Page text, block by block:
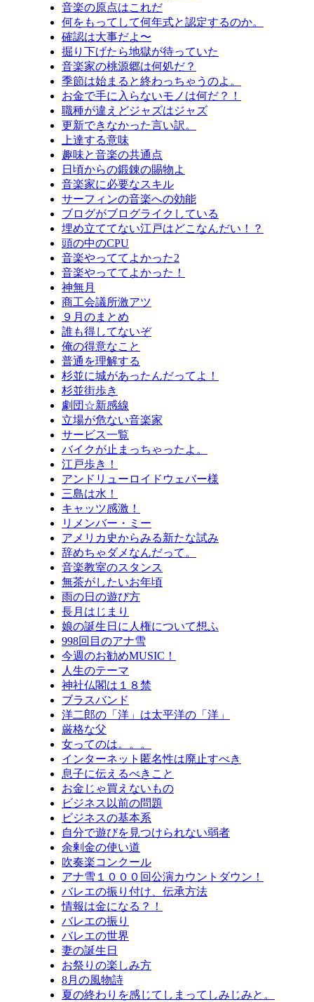
音楽の原点はこれだ
何をもってして何年式と認定するのか。
確認は大事だよ〜
掘り下げたら地獄が待っていた
音楽家の桃源郷は何処だ？
季節は始まると終わっちゃうのよ。
お金で手に入らないモノは何だ？！
職種が違えどジャズはジャズ
更新できなかった言い訳。
上達する意味
趣味と音楽の共通点
日頃からの鍛錬の賜物よ
音楽家に必要なスキル
サーフィンの音楽への効能
ブログがブログライクしている
埋め立ててない江戸はどこなんだい！？
頭の中のCPU
音楽やっててよかった2
音楽やっててよかった！
神無月
商工会議所激アツ
９月のまとめ
誰も得してないぞ
俺の得意なこと
普通を理解する
杉並に城があったんだってよ！
杉並街歩き
劇団☆新感線
立場が危ない音楽家
サービス一覧
バイクが止まっちゃったよ。
江戸歩き！
アンドリューロイドウェバー様
三島は水！
キャッツ感激！
リメンバー・ミー
アメリカ史からみる新たな試み
辞めちゃダメなんだって。
音楽教室のスタンス
無茶がしたいお年頃
雨の日の遊び方
長月はじまり
娘の誕生日に人権について想ふ
998回目のアナ雪
今週のお勧めMUSIC！
人生のテーマ
神社仏閣は１８禁
ブラスバンド
洋二郎の「洋」は太平洋の「洋」
厳格な父
女ってのは。。。
インターネット匿名性は廃止すべき
息子に伝えるべきこと
お金じゃ買えないもの
ビジネス以前の問題
ビジネスの基本系
自分で遊びを見つけられない弱者
余剰金の使い道
吹奏楽コンクール
アナ雪１０００回公演カウントダウン！
バレエの振り付け、伝承方法
情報は金になる？！
バレエの振り
バレエの世界
妻の誕生日
お祭りの楽しみ方
8月の風物詩
夏の終わりを感じてしまってしみじみと。